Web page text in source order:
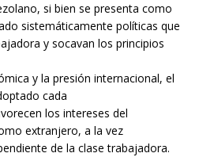
si bien se presenta como
sistemáticamente políticas que
y socavan los principios
y la presión internacional, el
cada
los intereses del
extranjero, a la vez
de la clase trabajadora.